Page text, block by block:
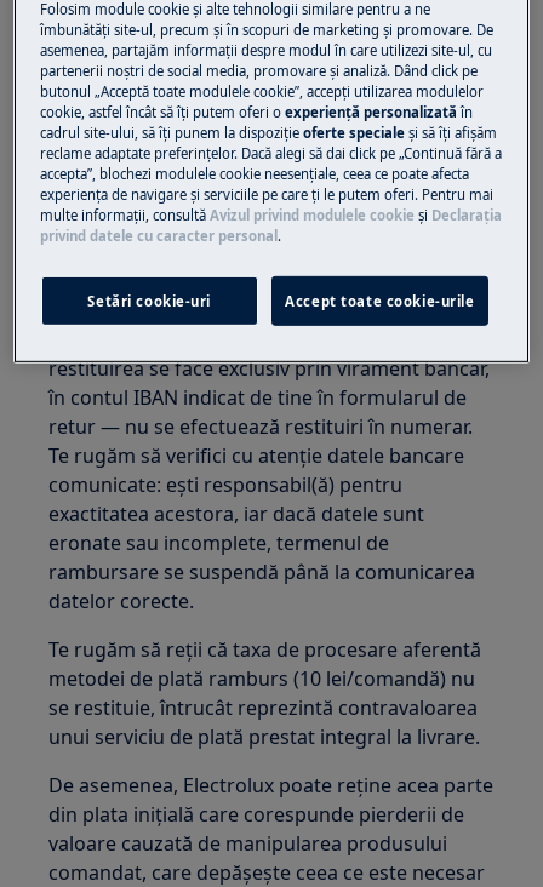
Contravaloarea produsului returnat va fi
rambursată în termen de 14 zile calendaristice
de la data la care suntem informați cu privire la
decizia ta de retragere. Ne rezervăm dreptul de
a amâna rambursarea până la recepția efectivă
a produsului returnat sau până la primirea
dovezii de expediere a acestuia (AWB), oricare
dintre aceste momente intervine mai devreme.
Rambursarea se va face prin aceeași metodă de
plată utilizată pentru achiziție. Excepție: pentru
restituirea se face exclusiv prin virament bancar,
în contul IBAN indicat de tine în formularul de
retur — nu se efectuează restituiri în numerar.
Te rugăm să verifici cu atenție datele bancare
comunicate: ești responsabil(ă) pentru
exactitatea acestora, iar dacă datele sunt
eronate sau incomplete, termenul de
rambursare se suspendă până la comunicarea
datelor corecte.
Te rugăm să reții că taxa de procesare aferentă
metodei de plată ramburs (10 lei/comandă) nu
se restituie, întrucât reprezintă contravaloarea
unui serviciu de plată prestat integral la livrare.
De asemenea, Electrolux poate reține acea parte
din plata inițială care corespunde pierderii de
valoare cauzată de manipularea produsului
comandat, care depășește ceea ce este necesar
Folosim module cookie și alte tehnologii similare pentru a ne
îmbunătăţi site-ul, precum și în scopuri de marketing și promovare. De
asemenea, partajăm informaţii despre modul în care utilizezi site-ul, cu
partenerii noștri de social media, promovare și analiză. Dând click pe
butonul „Acceptă toate modulele cookie”, accepţi utilizarea modulelor
cookie, astfel încât să îţi putem oferi oexperienţă personalizată în
cadrul site-ului, să îţi punem la dispoziţieoferte speciale și să îţi afișăm
reclame adaptate preferinţelor. Dacă alegi să dai click pe „Continuă fără a
accepta”, blochezi modulele cookie neesenţiale, ceea ce poate afecta
experienţa de navigare și serviciile pe care ţi le putem oferi. Pentru mai
multe informaţii, consultăAvizul privind modulele cookie și Declaraţia
privind datele cu caracter personal .
Setări cookie-uri Accept toate cookie-urile